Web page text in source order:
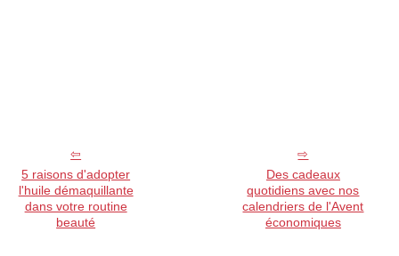
5 raisons d'adopter
l'huile démaquillante
dans votre routine
beauté
Des cadeaux
quotidiens avec nos
calendriers de l'Avent
économiques